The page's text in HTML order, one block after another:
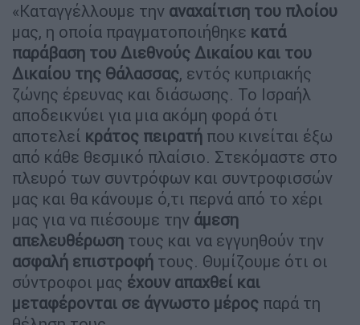
«Καταγγέλλουμε την αναχαίτιση του πλοίου
μας, η οποία πραγματοποιήθηκε κατά
παράβαση του Διεθνούς Δικαίου και του
Δικαίου της Θάλασσας, εντός κυπριακής
ζώνης έρευνας και διάσωσης. Το Ισραήλ
αποδεικνύει για μια ακόμη φορά ότι
αποτελεί κράτος πειρατή που κινείται έξω
από κάθε θεσμικό πλαίσιο. Στεκόμαστε στο
πλευρό των συντρόφων και συντροφισσών
μας και θα κάνουμε ό,τι περνά από το χέρι
μας για να πιέσουμε την άμεση
απελευθέρωση τους και να εγγυηθούν την
ασφαλή επιστροφή τους. Θυμίζουμε ότι οι
σύντροφοι μας έχουν απαχθεί και
μεταφέρονται σε άγνωστο μέρος παρά τη